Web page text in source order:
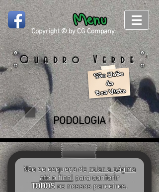
Copyright © by CG Company
Quadro Verde
PODOLOGIA
Não se esqueça derolar a página
até o finalpara conferir
TODOSos nossos parceiros.